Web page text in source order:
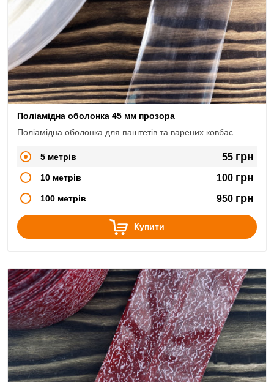
Поліамідна оболонка 45 мм прозора
Поліамідна оболонка для паштетів та варених ковбас
5 метрів 55 грн
10 метрів 100 грн
100 метрів 950 грн
Купити